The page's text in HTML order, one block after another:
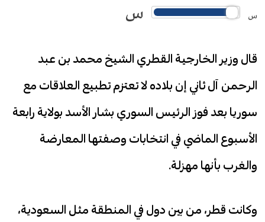
س س
قال وزير الخارجية القطري الشيخ محمد بن عبد
الرحمن آل ثاني إن بلاده لا تعتزم تطبيع العلاقات مع
سوريا بعد فوز الرئيس السوري بشار الأسد بولاية رابعة
الأسبوع الماضي في انتخابات وصفتها المعارضة
والغرب بأنها مهزلة.
وكانت قطر، من بين دول في المنطقة مثل السعودية،